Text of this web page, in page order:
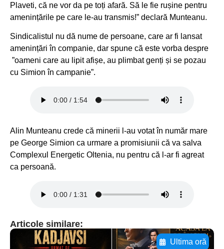
Plaveti, că ne vor da pe toți afară. Să le fie rușine pentru
amenințările pe care le-au transmis!” declară Munteanu.
Sindicalistul nu dă nume de persoane, care ar fi lansat
amenințări în companie, dar spune că este vorba despre
”oameni care au lipit afișe, au plimbat genți și se pozau
cu Simion în campanie”.
Alin Munteanu crede că minerii l-au votat în număr mare
pe George Simion ca urmare a promisiunii că va salva
Complexul Energetic Oltenia, nu pentru că l-ar fi agreat
ca persoană.
Articole similare:
Ultima oră